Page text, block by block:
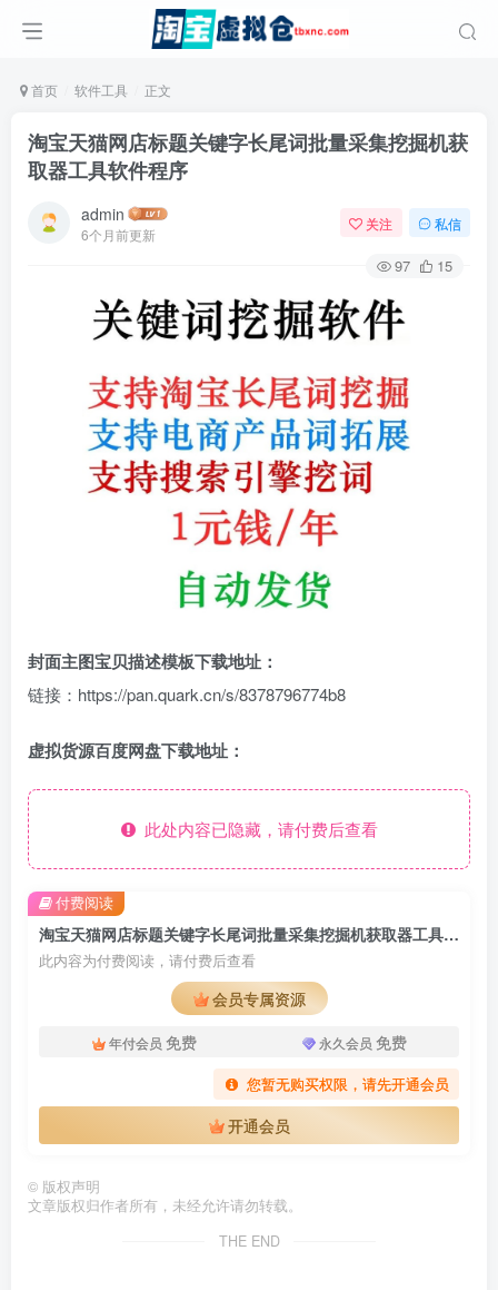
首页 软件工具 正文
淘宝天猫网店标题关键字长尾词批量采集挖掘机获
取器工具软件程序
admin
6个月前更新
关注 私信
97 15
封面主图宝贝描述模板下载地址：
链接：https://pan.quark.cn/s/8378796774b8
虚拟货源百度网盘下载地址：
此处内容已隐藏，请付费后查看
淘宝天猫网店标题关键字长尾词批量采集挖掘机获取器工具软件程序
此内容为付费阅读，请付费后查看
会员专属资源
年付会员 免费 永久会员 免费
您暂无购买权限，请先开通会员
开通会员
付费阅读
© 版权声明
文章版权归作者所有，未经允许请勿转载。
THE END